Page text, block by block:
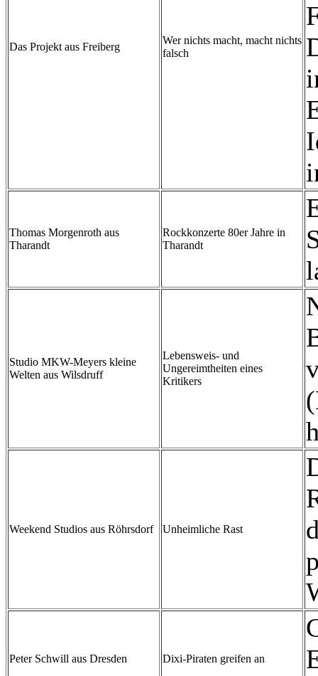
Das Projekt aus Freiberg
Wer nichts macht, macht nichts
falsch
Thomas Morgenroth aus
Tharandt
Rockkonzerte 80er Jahre in
Tharandt
Studio MKW-Meyers kleine
Welten aus Wilsdruff
Lebensweis- und
Ungereimtheiten eines
Kritikers
Weekend Studios aus Röhrsdorf Unheimliche Rast
Peter Schwill aus Dresden Dixi-Piraten greifen an